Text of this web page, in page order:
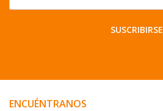
SUSCRIBIRSE
ENCUÉNTRANOS